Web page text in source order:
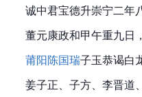
诚中君宝德升崇宁二年
董元康政和甲午重九日
莆阳陈国瑞子玉恭谒白
姜子正、子方、李晋道